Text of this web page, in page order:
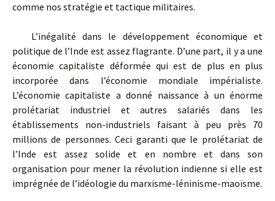
comme nos stratégie et tactique militaires.
L’inégalité dans le développement économique et
politique de l’Inde est assez flagrante. D’une part, il y a une
économie capitaliste déformée qui est de plus en plus
incorporée dans l’économie mondiale impérialiste.
L’économie capitaliste a donné naissance à un énorme
prolétariat industriel et autres salariés dans les
établissements non-industriels faisant à peu près 70
millions de personnes. Ceci garanti que le prolétariat de
l’Inde est assez solide et en nombre et dans son
organisation pour mener la révolution indienne si elle est
imprégnée de l’idéologie du marxisme-léninisme-maoïsme.